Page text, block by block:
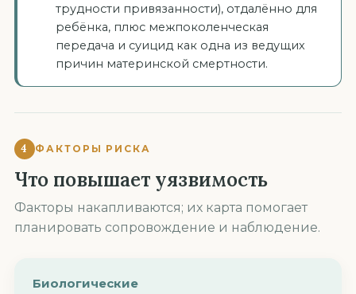
трудности привязанности), отдалённо для
ребёнка, плюс межпоколенческая
передача и суицид как одна из ведущих
причин материнской смертности.
4 ФАКТОРЫ РИСКА
Что повышает уязвимость
Факторы накапливаются; их карта помогает
планировать сопровождение и наблюдение.
Биологические